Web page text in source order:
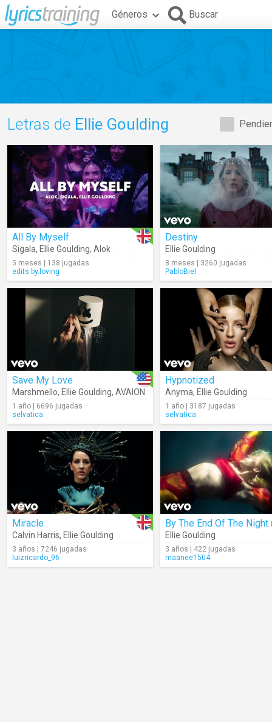
Géneros Buscar
Letras de Ellie Goulding
All By Myself
Sigala, Ellie Goulding, Alok
5 meses | 138 jugadas
edits.by.loving
Destiny
Ellie Goulding
8 meses | 3260 jugadas
PabloBiel
Save My Love
Marshmello, Ellie Goulding, AVAION
1 año | 6696 jugadas
selvatica
Hypnotized
Anyma, Ellie Goulding
1 año | 3187 jugadas
selvatica
Miracle
Calvin Harris, Ellie Goulding
3 años | 7246 jugadas
luizricardo_96
Ellie Goulding
3 años | 422 jugadas
maanee1504